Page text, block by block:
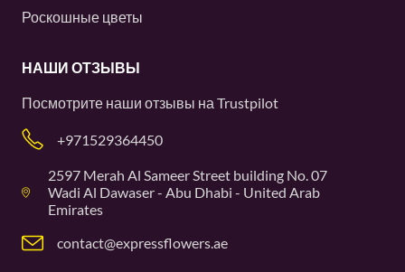
Роскошные цветы
НАШИ ОТЗЫВЫ
Посмотрите наши отзывы на Trustpilot
+971529364450
2597 Merah Al Sameer Street building No. 07
Wadi Al Dawaser - Abu Dhabi - United Arab
Emirates
contact@expressflowers.ae